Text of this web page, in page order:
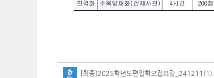
[최종]2025학년도편입학모집요강